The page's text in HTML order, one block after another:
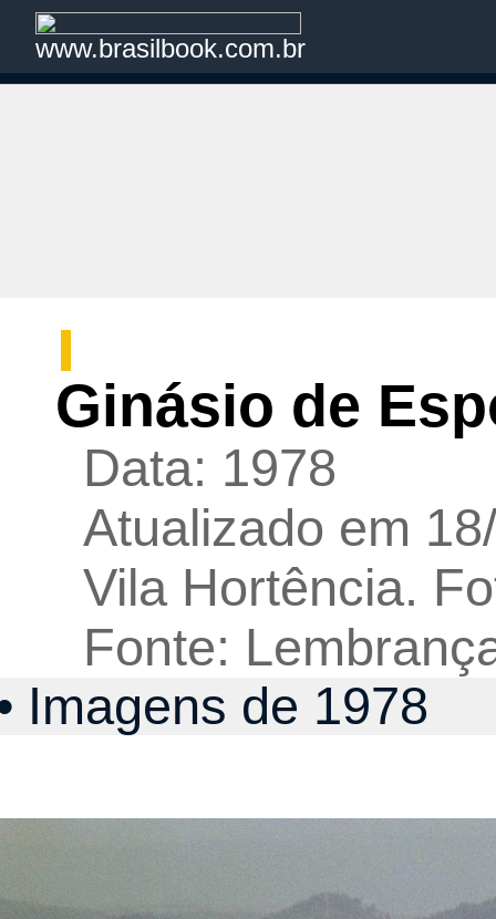
www.brasilbook.com.br
Ginásio de
Data: 1978
Atualizado em
Vila Hortência.
Fonte:
Imagens de 1978